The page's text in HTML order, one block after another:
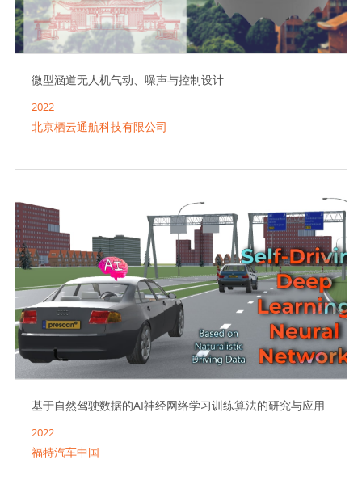
微型涵道无人机气动、噪声与控制设计
2022
北京栖云通航科技有限公司
基于自然驾驶数据的AI神经网络学习训练算法的研究与应用
2022
福特汽车中国